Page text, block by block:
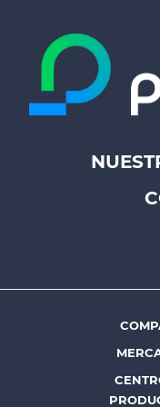
Footer
Prysmian
Footer
menu